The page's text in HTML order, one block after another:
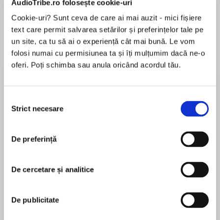
AudioTribe.ro folosește cookie-uri
Cookie-uri? Sunt ceva de care ai mai auzit - mici fișiere
text care permit salvarea setărilor și preferințelor tale pe
un site, ca tu să ai o experiență cât mai bună. Le vom
folosi numai cu permisiunea ta și îți mulțumim dacă ne-o
oferi. Poți schimba sau anula oricând acordul tău.
consimțământului
Strict necesare
De preferință
De cercetare și analitice
De publicitate
Desprecarte
First love. Second chances. In Catalina Cove,
anything can happen…
sees Kaegan Chambray. Everyone in town
knows they can’t stand each other, but the
truth is, even though the man broke her heart
ten years ago, she still feels that irresistible, oh-
When Kaegan returned to Catalina Cove to run
avoiding Bryce. The woman he thought he’d one
pentru această carte
Brenda Jackson is a New York Times bestselling